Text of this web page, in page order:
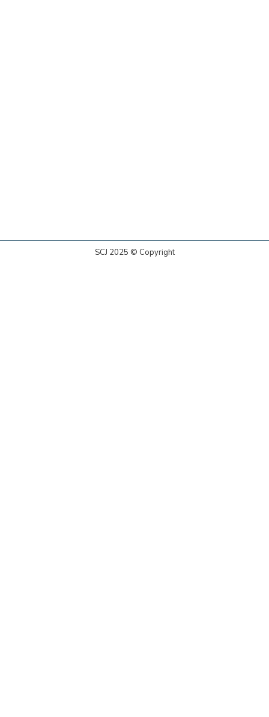
SCJ 2025 © Copyright